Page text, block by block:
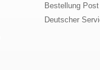
Bestellung
Deutscher